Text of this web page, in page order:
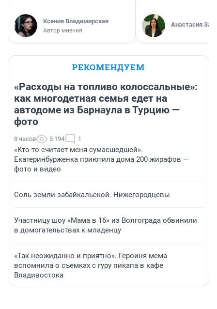
Ксения Владимирская
Автор мнения
Анастасия
РЕКОМЕНДУЕМ
«Расходы на топливо колоссальные»:
как многодетная семья едет на
автодоме из Барнаула в Турцию —
фото
8 часов 5 194 1
«Кто-то считает меня сумасшедшей».
Екатеринбурженка приютила дома 200 жирафов —
фото и видео
Соль земли забайкальской. Нижегородцевы
Участницу шоу «Мама в 16» из Волгограда обвинили
в домогательствах к младенцу
«Так неожиданно и приятно». Героиня мема
вспомнила о съемках с гуру пикапа в кафе
Владивостока